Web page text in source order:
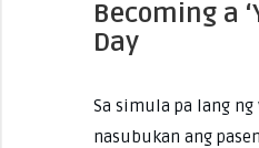
Becoming a
Day
Sa simula pa lang ng
nasubukan ang